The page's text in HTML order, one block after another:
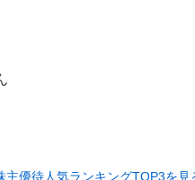
主優待人気ランキングTOP3を見